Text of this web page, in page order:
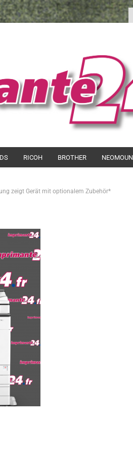
Lieferland
RICOH BROTHER
zeigt Gerät mit optionalem Zubehör*